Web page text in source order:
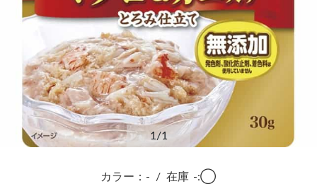
1/1
カラー：- / 在庫 -:◯